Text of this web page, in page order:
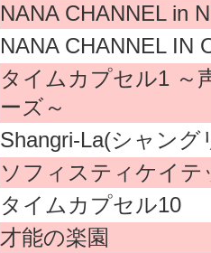
NANA CHANNEL in
NANA CHANNEL IN
タイムカプセル1 ～
ーズ～
Shangri-La(シャング
ソフィスティケイテ
タイムカプセル10
才能の楽園